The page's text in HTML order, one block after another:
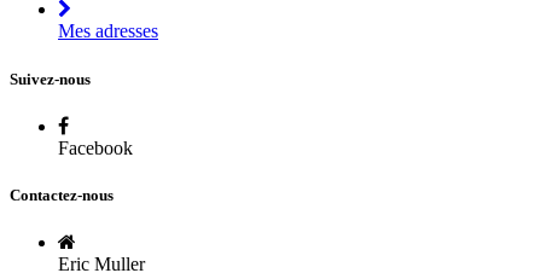
Mes adresses
Suivez-nous
Facebook
Contactez-nous
Eric Muller